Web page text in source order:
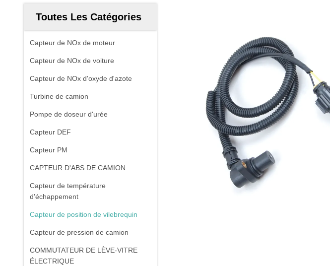
Toutes Les Catégories
Capteur de NOx de moteur
Capteur de NOx de voiture
Capteur de NOx d'oxyde d'azote
Turbine de camion
Pompe de doseur d'urée
Capteur DEF
Capteur PM
CAPTEUR D'ABS DE CAMION
Capteur de température
d'échappement
Capteur de position de vilebrequin
Capteur de pression de camion
COMMUTATEUR DE LÈVE-VITRE
ÉLECTRIQUE